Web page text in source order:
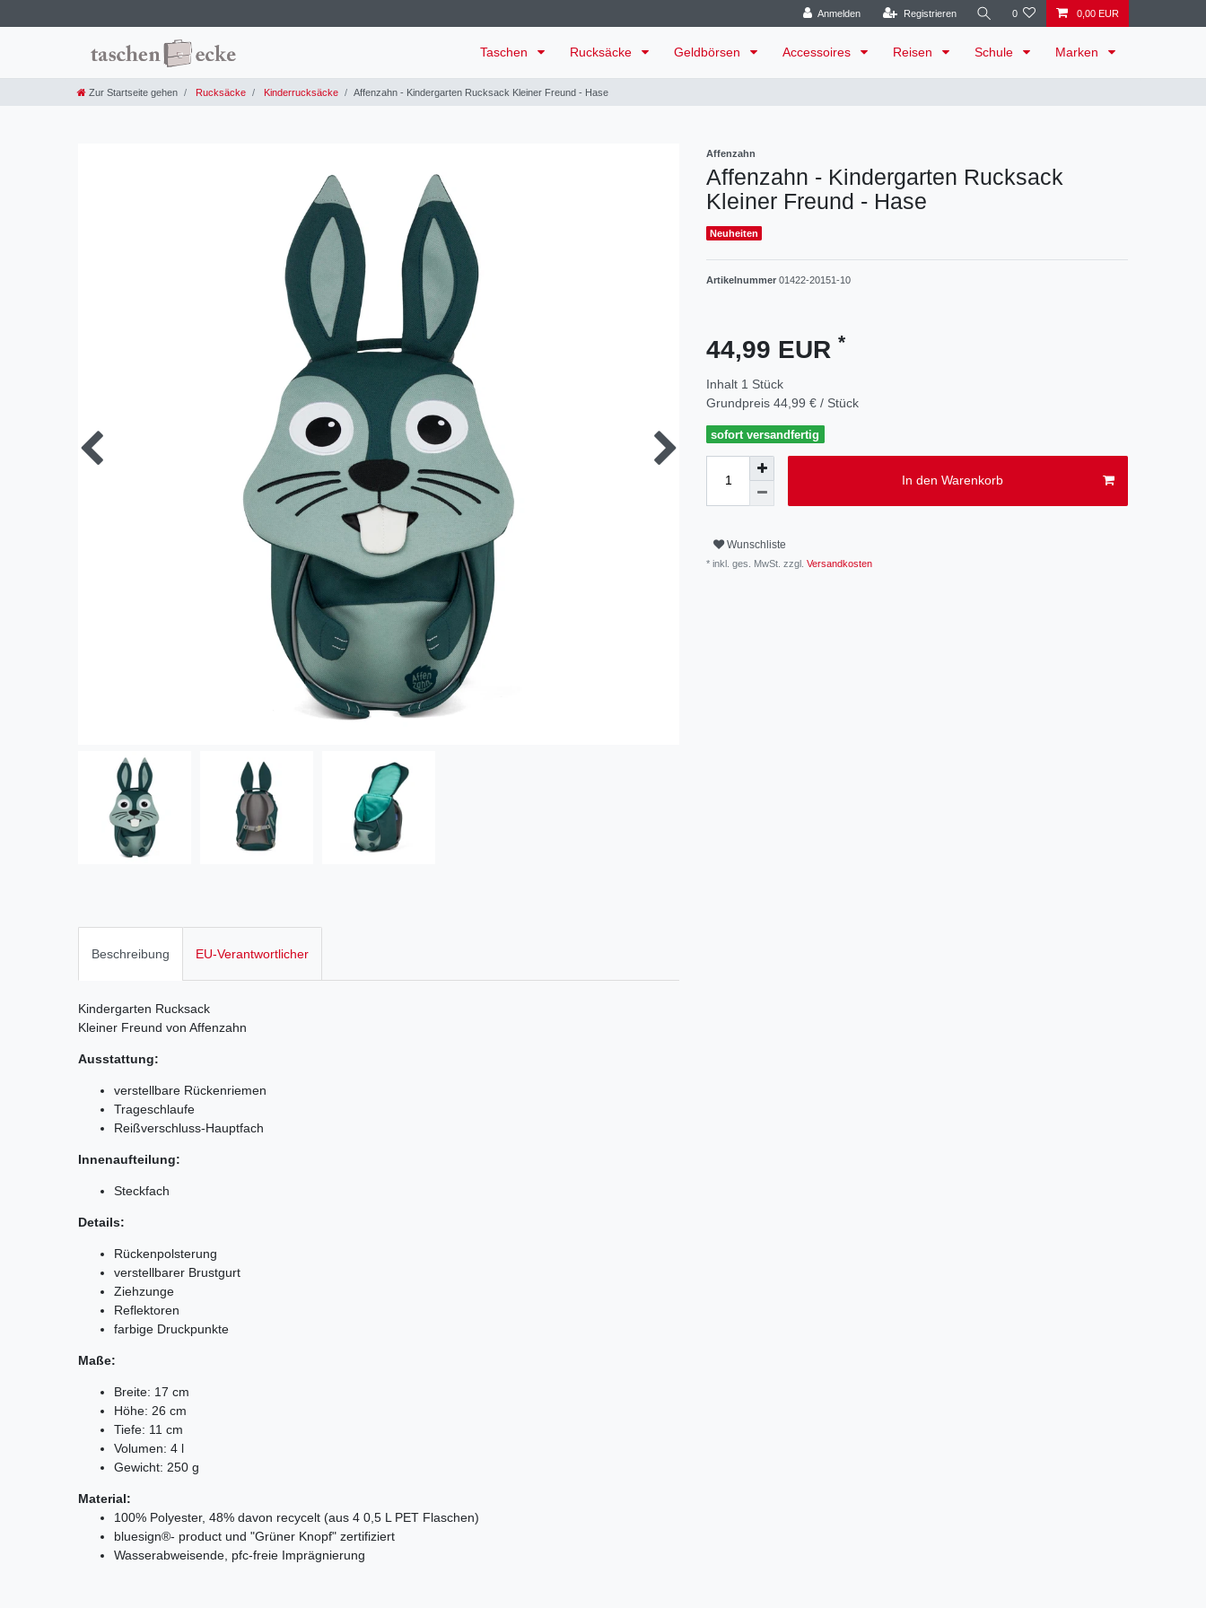
Anmelden Registrieren 0 0,00 EUR
Taschen Rucksäcke Geldbörsen Accessoires Reisen Schule Marken
Zur Startseite gehen Rucksäcke Kinderrucksäcke Affenzahn - Kindergarten Rucksack Kleiner Freund - Hase
Affenzahn
Affenzahn - Kindergarten Rucksack
Kleiner Freund - Hase
Neuheiten
Artikelnummer 01422-20151-10
44,99 EUR *
Inhalt 1 Stück
Grundpreis 44,99 € / Stück
sofort versandfertig
In den Warenkorb
Wunschliste
* inkl. ges. MwSt. zzgl. Versandkosten
Beschreibung EU-Verantwortlicher
Kindergarten Rucksack
Kleiner Freund von Affenzahn
Ausstattung:
verstellbare Rückenriemen
Trageschlaufe
Reißverschluss-Hauptfach
Innenaufteilung:
Steckfach
Details:
Rückenpolsterung
verstellbarer Brustgurt
Ziehzunge
Reflektoren
farbige Druckpunkte
Maße:
Breite: 17 cm
Höhe: 26 cm
Tiefe: 11 cm
Volumen: 4 l
Gewicht: 250 g
Material:
100% Polyester, 48% davon recycelt (aus 4 0,5 L PET Flaschen)
bluesign®- product und "Grüner Knopf" zertifiziert
Wasserabweisende, pfc-freie Imprägnierung